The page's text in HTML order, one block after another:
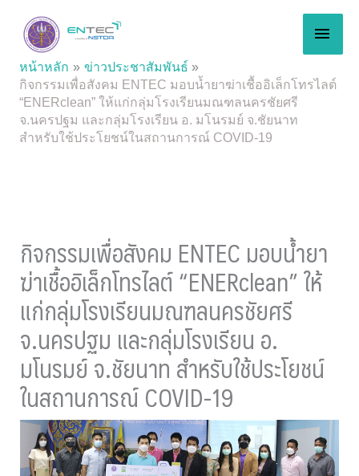
content
หน้าหลัก
ข่าวประชาสัมพันธ์
กิจกรรมเพื่อสังคม ENTEC มอบน้ำยาฆ่าเชื้ออิเล็กโทรไลต์
“ENERclean” ให้แก่กลุ่มโรงเรียนมณฑลนครชัยศรี
จ.นครปฐม และกลุ่มโรงเรียน อ. มโนรมย์ จ.ชัยนาท
สำหรับใช้ประโยชน์ในสถานการณ์ COVID-19
กิจกรรมเพื่อสังคม ENTEC มอบน้ำยา
ฆ่าเชื้ออิเล็กโทรไลต์ “ENERclean” ให้
แก่กลุ่มโรงเรียนมณฑลนครชัยศรี
จ.นครปฐม และกลุ่มโรงเรียน อ.
มโนรมย์ จ.ชัยนาท สำหรับใช้ประโยชน์
ในสถานการณ์ COVID-19